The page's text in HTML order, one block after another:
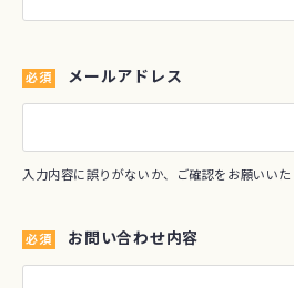
必須 メールアドレス
入力内容に誤りがないか、ご確認をお願いいた
必須 お問い合わせ内容